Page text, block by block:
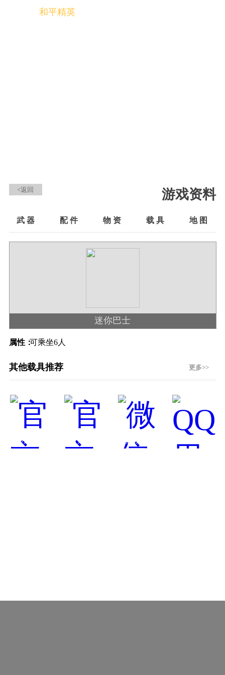
和平精英
游戏资料
<返回
武 器 配 件 物 资 载 具 地 图
迷你巴士
属性：可乘坐6人
其他载具推荐 更多>>
官方公众号 官方微博 微信用户社区